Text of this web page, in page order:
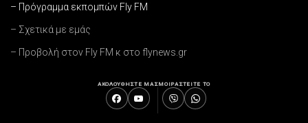
– Πρόγραμμα εκπομπών Fly FM
– Σχετικά με εμάς
– Προβολή στον Fly FM κ στο flynews.gr
ΑΚΟΛΟΥΘΗΣΤΕ ΜΑΣΜΟΙΡΑΣΤΕΙΤΕ ΤΟ